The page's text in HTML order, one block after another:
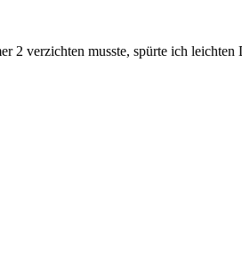
2 verzichten musste, spürte ich leichten